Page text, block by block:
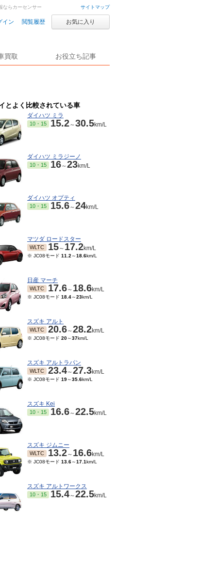
サイトマップ
イン 閲覧履歴 お気に入り
買取 お役立ち記事
ならカーセンサー
とよく比較されている車
ダイハツ ミラ
10・15 15.2～30.5km/L
ダイハツ ミラジーノ
10・15 16～23km/L
ダイハツ オプティ
10・15 15.6～24km/L
マツダ ロードスター
WLTC 15～ 17.2km/L
※ JC08モード 11.2 ～18.6km/L
日産 マーチ
WLTC 17.6～ 18.6km/L
※ JC08モード 18.4～23km/L
スズキ アルト
WLTC 20.6～28.2km/L
※ JC08モード 20～37km/L
スズキ アルトラパン
WLTC 23.4～27.3km/L
※ JC08モード 19～35.6km/L
スズキ Kei
10・15 16.6～22.5km/L
スズキ ジムニー
WLTC 13.2～ 16.6km/L
※ JC08モード 13.6～17.1km/L
スズキ アルトワークス
10・15 15.4～22.5km/L